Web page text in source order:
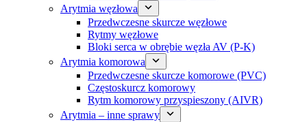
Arytmia węzłowa
Przedwczesne skurcze węzłowe
Rytmy węzłowe
Bloki serca w obrębie węzła AV (P-K)
Arytmia komorowa
Przedwczesne skurcze komorowe (PVC)
Częstoskurcz komorowy
Rytm komorowy przyspieszony (AIVR)
Arytmia – inne sprawy